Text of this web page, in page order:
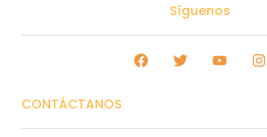
Síguenos
CONTÁCTANOS